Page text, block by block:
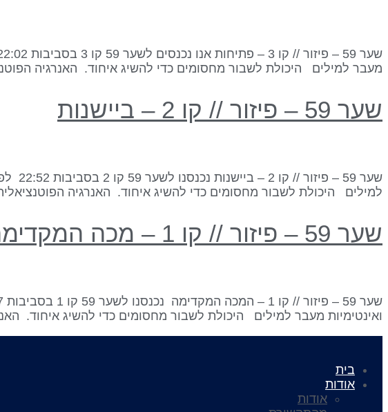
מעבר למילים היכולת לשבור מחסומים כדי להשיג איחוד. האנרגיה
שער 59 – פיזור // קו 2 – ביישנות
למילים היכולת לשבור מחסומים כדי להשיג איחוד. האנרגיה
שער 59 – פיזור // קו 1 – מכה המקדימה
ואינטימיות מעבר למילים היכולת לשבור מחסומים כדי להשיג איחוד.
בית
אודות
אודות